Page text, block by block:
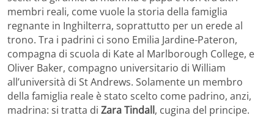
membri reali, come vuole la storia della famiglia
regnante in Inghilterra, soprattutto per un erede al
trono. Tra i padrini ci sono Emilia Jardine-Pateron,
compagna di scuola di Kate al Marlborough College, e
Oliver Baker, compagno universitario di William
all’università di St Andrews. Solamente un membro
della famiglia reale è stato scelto come padrino, anzi,
madrina: si tratta di Zara Tindall, cugina del principe.